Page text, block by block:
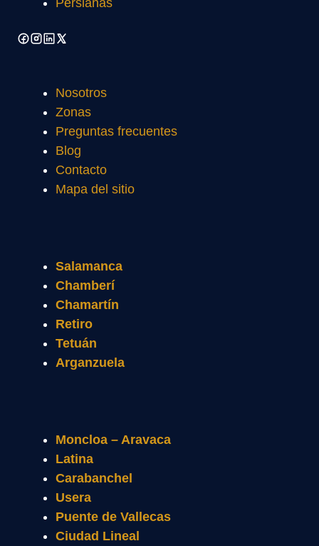
Nosotros
Zonas
Preguntas frecuentes
Blog
Contacto
Mapa del sitio
Salamanca
Chamberí
Chamartín
Retiro
Tetuán
Arganzuela
Moncloa – Aravaca
Latina
Carabanchel
Usera
Puente de Vallecas
Ciudad Lineal